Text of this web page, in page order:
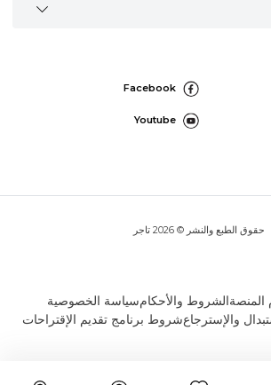
Facebook
Youtube
حقوق الطبع والنشر © 2026 تاجر
الشروط والأحكامسياسة الخصوصية
والإسترجاعشروط برنامج تقديم الإقتراحات